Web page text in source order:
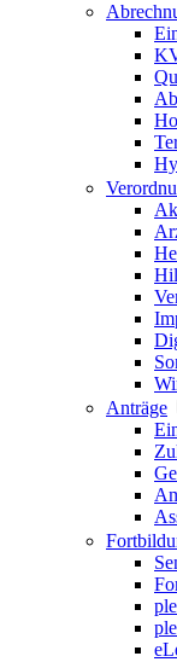
Anträge